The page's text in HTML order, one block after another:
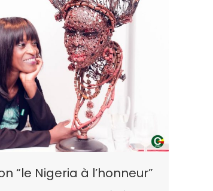
“le Nigeria à l’honneur”